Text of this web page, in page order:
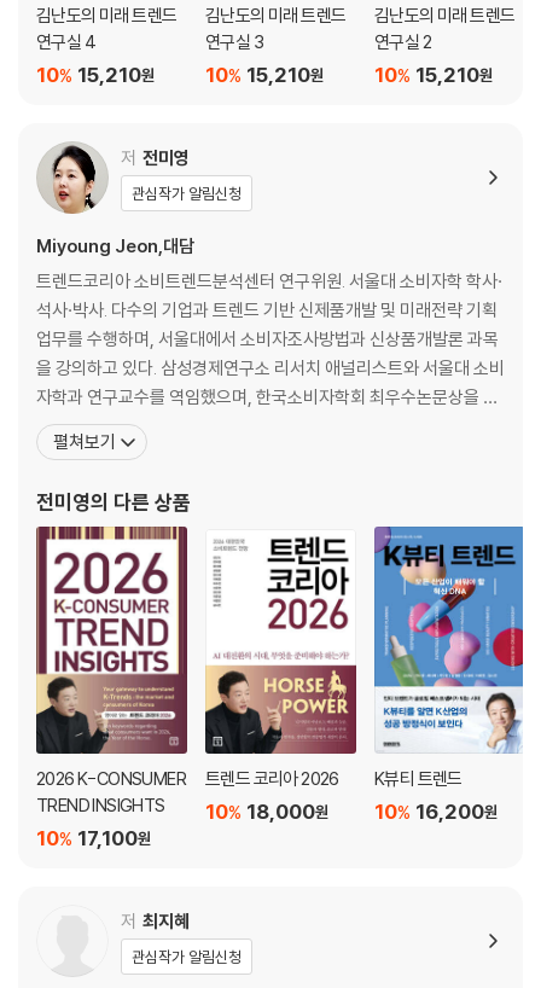
김난도의 미래 트렌드
연구실 4
15,210원
10%
김난도의 미래 트렌드
연구실 3
15,210원
10%
김난도의 미래 트렌드
연구실 2
15,210원
10%
저 전미영
관심작가 알림신청
Miyoung Jeon,대담
트렌드코리아 소비트렌드분석센터 연구위원. 서울대 소비자학 학사·
석사·박사. 다수의 기업과 트렌드 기반 신제품개발 및 미래전략 기획
업무를 수행하며, 서울대에서 소비자조사방법과 신상품개발론 과목
을 강의하고 있다. 삼성경제연구소 리서치 애널리스트와 서울대 소비
자학과 연구교수를 역임했으며, 한국소비자학회 최우수논문상을 수
상했다. 2009년부터 〈트렌드코리아〉 시리즈 공저자로 참여하고 있
으며, 『K뷰티 트렌드』, 『스물하나, 서른아홉』, 『트렌드 차이나』, 〈대
하나은행 경영자문위원, 하나손해보험 여성리더 자문위원, 농
펼쳐보기
전미영의 다른 상품
2026 K-CONSUMER
TREND INSIGHTS
17,100원
10%
트렌드 코리아 2026
18,000원
10%
K뷰티 트렌드
16,200원
10%
저 최지혜
관심작가 알림신청